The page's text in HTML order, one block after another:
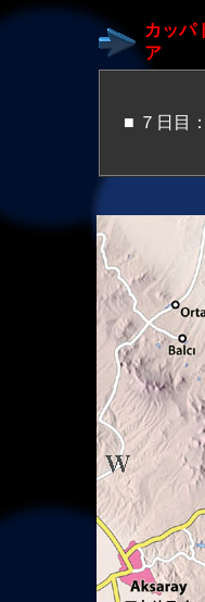
カッパ
ア
■ ７日目